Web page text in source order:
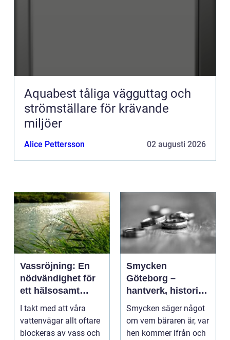
Aquabest tåliga vägguttag och
strömställare för krävande
miljöer
Alice Pettersson 02 augusti 2026
Vassröjning: En
nödvändighet för
ett hälsosamt
vattenlandskap
I takt med att våra
vattenvägar allt oftare
blockeras av vass och
Smycken
Göteborg –
hantverk, historia
och personligt
uttryck
Smycken säger något
om vem bäraren är, var
hen kommer ifrån och